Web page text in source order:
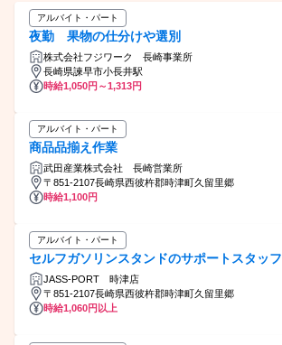
アルバイト・パート
夜勤 果物の仕分けや選別
株式会社フジワーク 長崎事業所
長崎県諫早市小長井駅
時給1,050円～1,313円
アルバイト・パート
商品品揃え作業
武田産業株式会社 長崎営業所
〒851-2107長崎県西彼杵郡時津町久留里郷
時給1,100円
アルバイト・パート
セルフガソリンスタンドのサポートスタッフ
JASS-PORT 時津店
〒851-2107長崎県西彼杵郡時津町久留里郷
時給1,060円以上